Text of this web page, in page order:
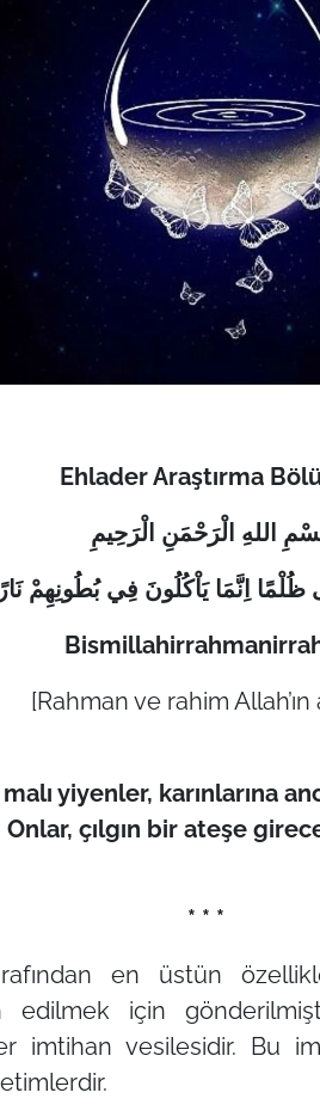
Ehlader Araştırma
اللهِ الْرَحْمَنِ الْرَحِيمِ
ظُلْمًا اِنَّمَا يَاْكُلُونَ فِي بُطُونِهِمْ
[Rahman ve rahim Allah’ın
malı yiyenler, karınlarına
Onlar, çılgın bir ateşe
* * *
en üstün
edilmek için
imtihan vesilesidir. Bu